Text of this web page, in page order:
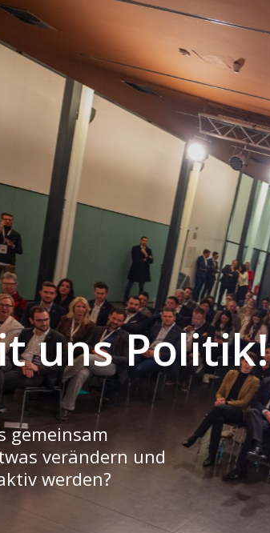
uns Politik!
gemeinsam
verändern und
werden?